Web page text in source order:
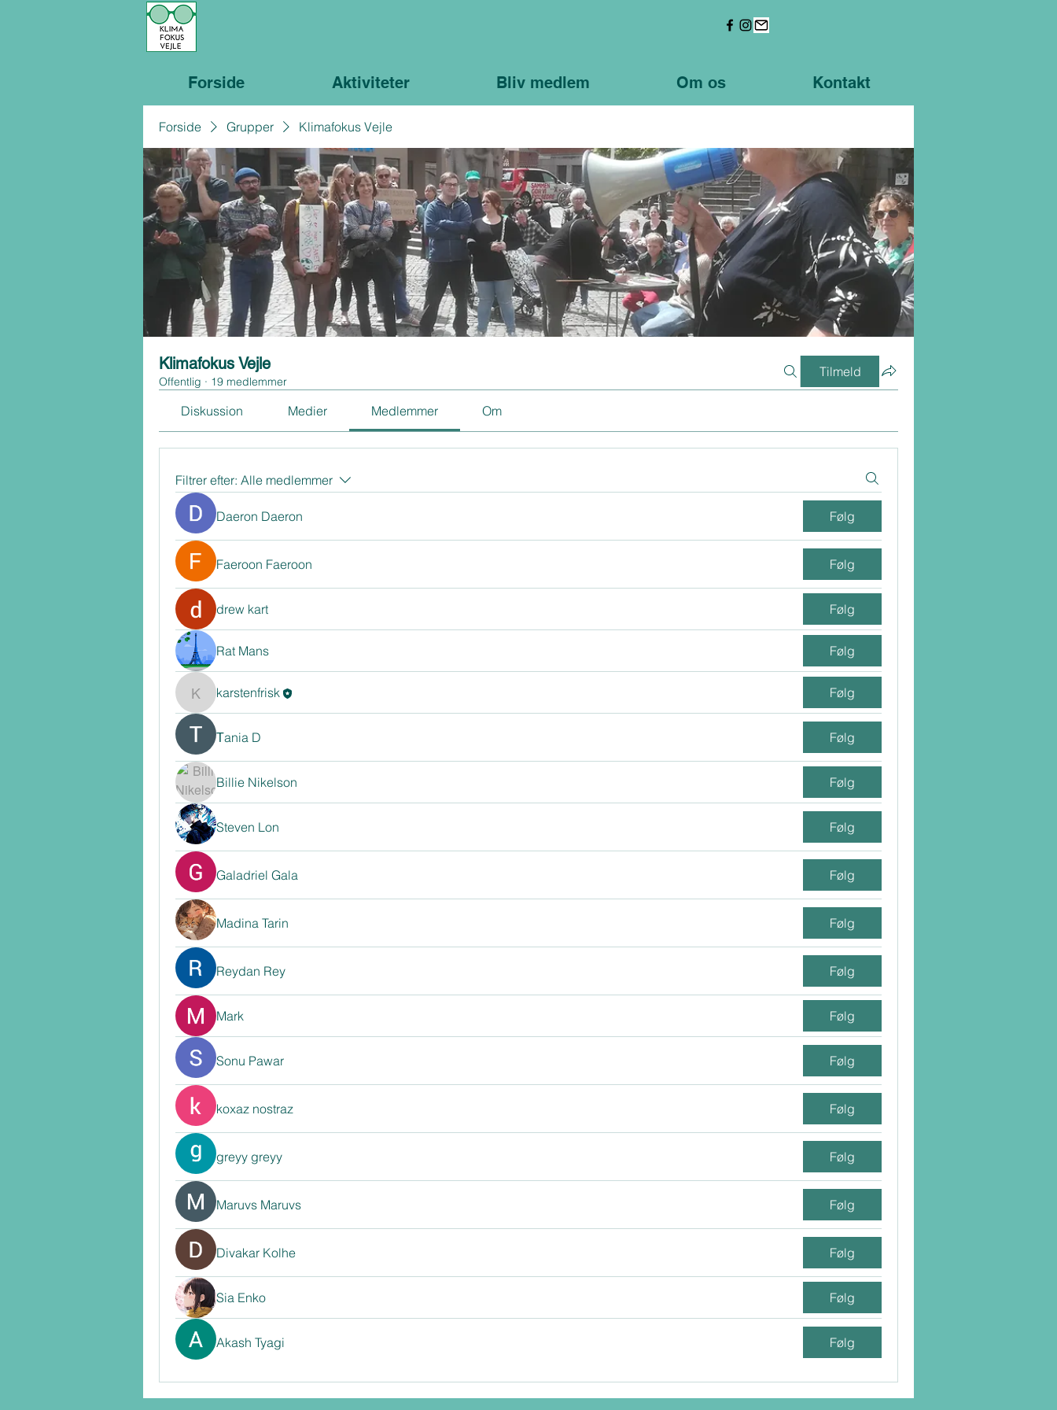
Forside Aktiviteter Bliv medlem Om os Kontakt
Forside Grupper Klimafokus Vejle
Klimafokus Vejle
Offentlig · 19 medlemmer
Tilmeld
Diskussion Medier Medlemmer Om
Filtrer efter: Alle medlemmer
Daeron Daeron Følg
Faeroon Faeroon Følg
drew kart Følg
Rat Mans Følg
karstenfrisk
karstenfrisk Følg
Тania D Følg
Billie Nikelson Følg
Steven Lon Følg
Galadriel Gala Følg
Madina Tarin Følg
Reydan Rey Følg
Mark Følg
Sonu Pawar Følg
koxaz nostraz Følg
greyy greyy Følg
Maruvs Maruvs Følg
Divakar Kolhe Følg
Sia Enko Følg
Akash Tyagi Følg